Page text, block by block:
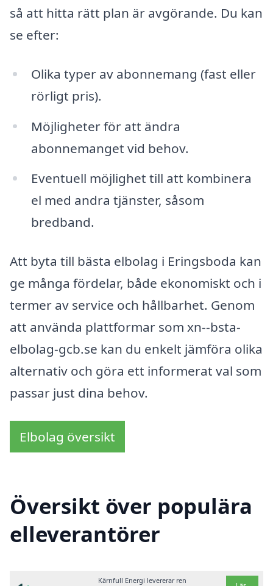
så att hitta rätt plan är avgörande. Du kan
se efter:
Olika typer av abonnemang (fast eller
rörligt pris).
Möjligheter för att ändra
abonnemanget vid behov.
Eventuell möjlighet till att kombinera
el med andra tjänster, såsom
bredband.
Att byta till bästa elbolag i Eringsboda kan
ge många fördelar, både ekonomiskt och i
termer av service och hållbarhet. Genom
att använda plattformar som xn--bsta-
elbolag-gcb.se kan du enkelt jämföra olika
alternativ och göra ett informerat val som
passar just dina behov.
Elbolag översikt
Översikt över populära
elleverantörer
Kärnfull Energi levererar ren